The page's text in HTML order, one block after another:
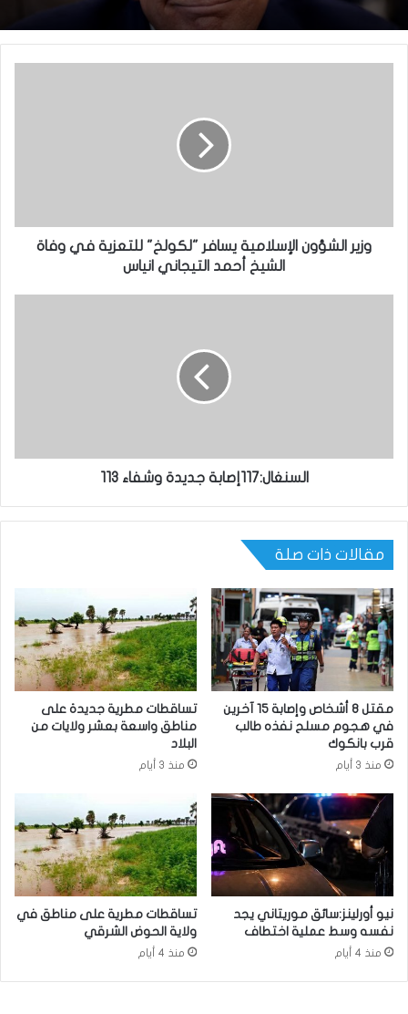
وزير الشؤون الإسلامية يسافر "لكولخ" للتعزية في وفاة
الشيخ أحمد التيجاني انياس
السنغال:117إصابة جديدة وشفاء 113
مقالات ذات صلة
مقتل 8 أشخاص وإصابة 15 آخرين
في هجوم مسلح نفذه طالب
قرب بانكوك
منذ 3 أيام
تساقطات مطرية جديدة على
مناطق واسعة بعشر ولايات من
البلاد
منذ 3 أيام
نيو أورلينز:سائق موريتاني يجد
نفسه وسط عملية اختطاف
منذ 4 أيام
تساقطات مطرية على مناطق في
ولاية الحوض الشرقي
منذ 4 أيام